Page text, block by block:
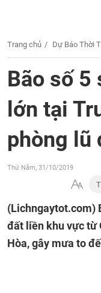
Trang chủ Dự Báo Thời
Bão số 5
lớn tại
phòng lũ
Thứ Năm, 31/10/2019
(Lichngaytot.com)
đất liền khu vực từ
Hòa, gây mưa to